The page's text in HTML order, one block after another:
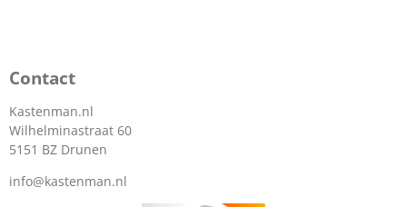
Contact
Kastenman.nl
Wilhelminastraat 60
5151 BZ Drunen
info@kastenman.nl